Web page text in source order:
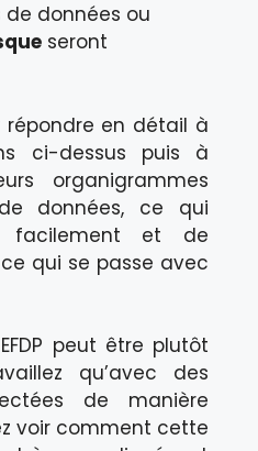
données ou
seront
répondre en détail à
ci-dessus puis à
organigrammes
données, ce qui
facilement et de
qui se passe avec
peut être plutôt
qu’avec des
de manière
voir comment cette